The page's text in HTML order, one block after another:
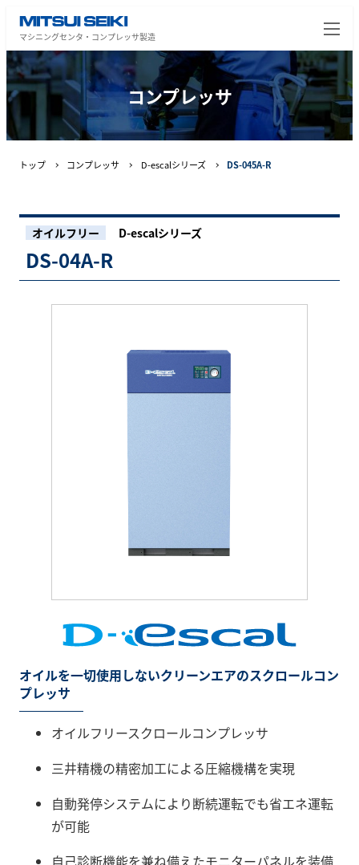
マシニングセンタ・コンプレッサ製造
コンプレッサ
トップ コンプレッサ D-escalシリーズ DS-045A-R
オイルフリー D-escalシリーズ
DS-04A-R
オイルを一切使用しないクリーンエアのスクロールコン
プレッサ
オイルフリースクロールコンプレッサ
三井精機の精密加工による圧縮機構を実現
自動発停システムにより断続運転でも省エネ運転
が可能